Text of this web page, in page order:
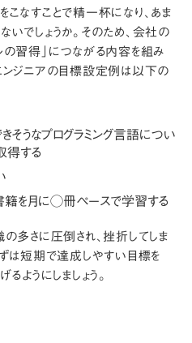
なすことで精一杯になり、あま
でしょうか。そのため、会社の
習得」につながる内容を組み
ンジニアの目標設定例は以下の
そうなプログラミング言語につい
得する
を月に◯冊ペースで学習する
多さに圧倒され、挫折してしま
は短期で達成しやすい目標を
ようにしましょう。